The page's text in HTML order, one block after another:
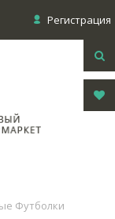
Регистрация
Футболки